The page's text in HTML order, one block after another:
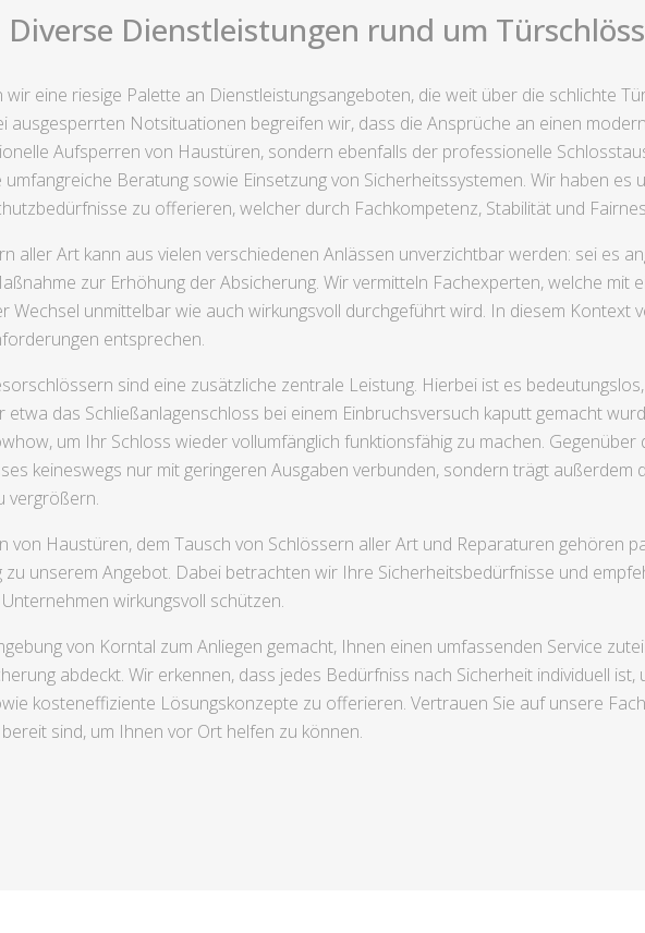
Diverse Dienstleistungen rund um
wir eine riesige Palette an Dienstleistungsangeboten, die weit über die schlichte
ausgesperrten Notsituationen begreifen wir, dass die Ansprüche an einen
Aufsperren von Haustüren, sondern ebenfalls der professionelle
Beratung sowie Einsetzung von Sicherheitssystemen. Wir haben es
zu offerieren, welcher durch Fachkompetenz, Stabilität und
aller Art kann aus vielen verschiedenen Anlässen unverzichtbar werden: sei es
zur Erhöhung der Absicherung. Wir vermitteln Fachexperten, welche mit
Wechsel unmittelbar wie auch wirkungsvoll durchgeführt wird. In diesem Kontext
entsprechen.
sind eine zusätzliche zentrale Leistung. Hierbei ist es
das Schließanlagenschloss bei einem Einbruchsversuch kaputt gemacht
um Ihr Schloss wieder vollumfänglich funktionsfähig zu machen. Gegenüber
keineswegs nur mit geringeren Ausgaben verbunden, sondern trägt außerdem
vergrößern.
von Haustüren, dem Tausch von Schlössern aller Art und Reparaturen gehören
zu unserem Angebot. Dabei betrachten wir Ihre Sicherheitsbedürfnisse und
wirkungsvoll schützen.
von Korntal zum Anliegen gemacht, Ihnen einen umfassenden Service
abdeckt. Wir erkennen, dass jedes Bedürfniss nach Sicherheit individuell
kosteneffiziente Lösungskonzepte zu offerieren. Vertrauen Sie auf unsere
sind, um Ihnen vor Ort helfen zu können.